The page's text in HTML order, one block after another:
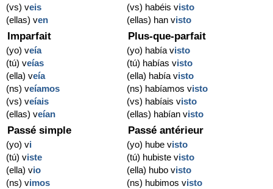
(vs) veis
(ellas) ven
(vs) habéis visto
(ellas) han visto
Imparfait
(yo) veía
(tú) veías
(ella) veía
(ns) veíamos
(vs) veíais
(ellas) veían
Plus-que-parfait
(yo) había visto
(tú) habías visto
(ella) había visto
(ns) habíamos visto
(vs) habíais visto
(ellas) habían visto
Passé simple
(yo) vi
(tú) viste
(ella) vio
(ns) vimos
Passé antérieur
(yo) hube visto
(tú) hubiste visto
(ella) hubo visto
(ns) hubimos visto